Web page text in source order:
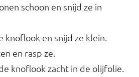
schoon en snijd ze in
knoflook en snijd ze klein.
en rasp ze.
knoflook zacht in de olijfolie.